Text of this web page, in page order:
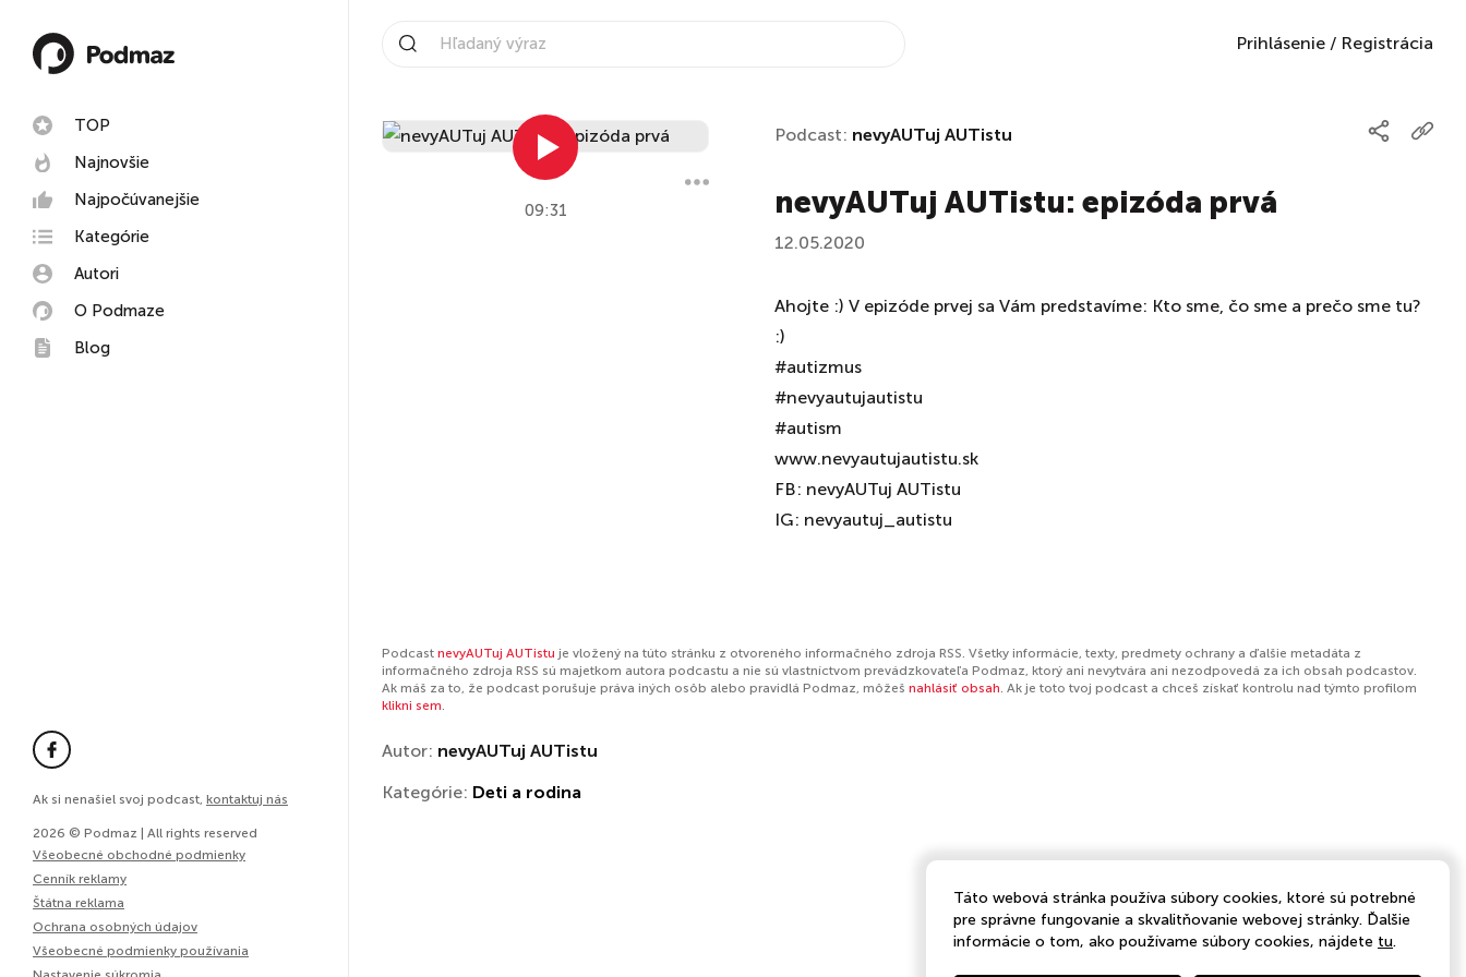
TOP
Najnovšie
Najpočúvanejšie
Kategórie
Autori
O Podmaze
Blog
Ak si nenašiel svoj podcast, kontaktuj nás
2026 © Podmaz | All rights reserved
Všeobecné obchodné podmienky
Cenník reklamy
Štátna reklama
Ochrana osobných údajov
Všeobecné podmienky používania
Prihlásenie / Registrácia
09:31
Podcast: nevyAUTuj AUTistu
nevyAUTuj AUTistu: epizóda prvá
12.05.2020
Ahojte :) V epizóde prvej sa Vám predstavíme: Kto sme, čo sme a prečo sme tu?
:)
#autizmus
#nevyautujautistu
#autism
www.nevyautujautistu.sk
FB: nevyAUTuj AUTistu
IG: nevyautuj_autistu
Podcast nevyAUTuj AUTistu je vložený na túto stránku z otvoreného informačného zdroja RSS. Všetky informácie, texty, predmety ochrany a ďalšie metadáta z
informačného zdroja RSS sú majetkom autora podcastu a nie sú vlastníctvom prevádzkovateľa Podmaz, ktorý ani nevytvára ani nezodpovedá za ich obsah podcastov.
Ak máš za to, že podcast porušuje práva iných osôb alebo pravidlá Podmaz, môžeš nahlásiť obsah. Ak je toto tvoj podcast a chceš získať kontrolu nad týmto profilom
klikni sem.
Autor: nevyAUTuj AUTistu
Kategórie: Deti a rodina
Táto webová stránka používa súbory cookies, ktoré sú potrebné
pre správne fungovanie a skvalitňovanie webovej stránky. Ďalšie
informácie o tom, ako používame súbory cookies, nájdete tu.